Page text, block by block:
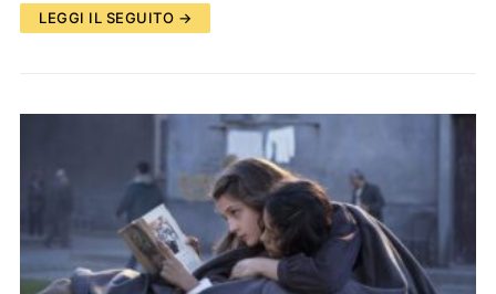
LEGGI IL SEGUITO →